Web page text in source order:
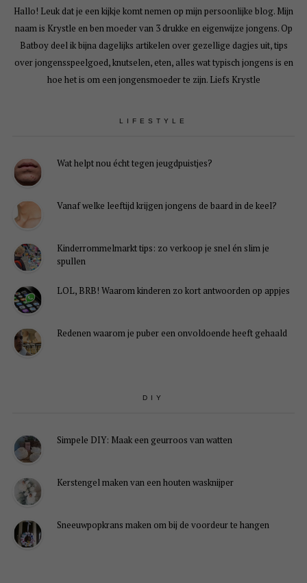
Hallo! Leuk dat je een kijkje komt nemen op mijn persoonlijke blog. Mijn
naam is Krystle en ben moeder van 3 drukke en eigenwijze jongens. Op
Batboy deel ik bijna dagelijks artikelen over gezellige dagjes uit, tips
over jongensspeelgoed, knutselen, eten, alles wat typisch jongens is en
hoe het is om een jongensmoeder te zijn. Liefs Krystle
LIFESTYLE
Wat helpt nou écht tegen jeugdpuistjes?
Vanaf welke leeftijd krijgen jongens de baard in de keel?
Kinderrommelmarkt tips: zo verkoop je snel én slim je
spullen
LOL, BRB! Waarom kinderen zo kort antwoorden op appjes
Redenen waarom je puber een onvoldoende heeft gehaald
DIY
Simpele DIY: Maak een geurroos van watten
Kerstengel maken van een houten wasknijper
Sneeuwpopkrans maken om bij de voordeur te hangen